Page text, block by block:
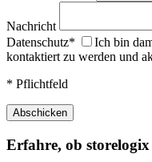
Nachricht
Datenschutz*
Ich bin
kontaktiert zu werden und
* Pflichtfeld
Abschicken
Erfahre, ob